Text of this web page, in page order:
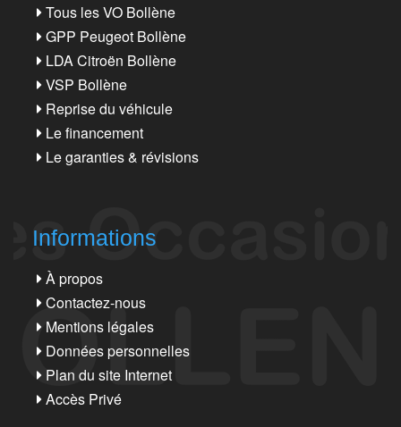
Tous les VO Bollène
GPP Peugeot Bollène
LDA Citroën Bollène
VSP Bollène
Reprise du véhicule
Le financement
Le garanties & révisions
Informations
À propos
Contactez-nous
Mentions légales
Données personnelles
Plan du site Internet
Accès Privé